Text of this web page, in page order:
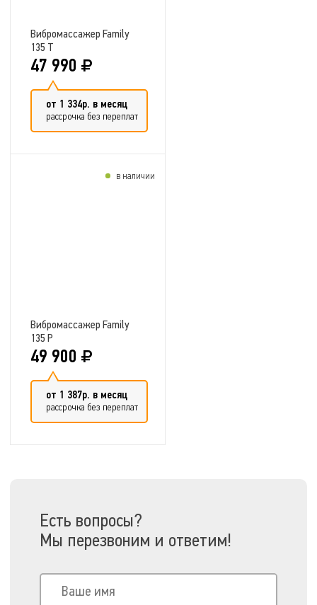
Вибромассажер Family
135 T
47 990
от 1 334р. в месяц
рассрочка без переплат
Вибромассажер Family
135 P
49 900
от 1 387р. в месяц
рассрочка без переплат
в наличии
Есть вопросы?
Мы перезвоним и ответим!